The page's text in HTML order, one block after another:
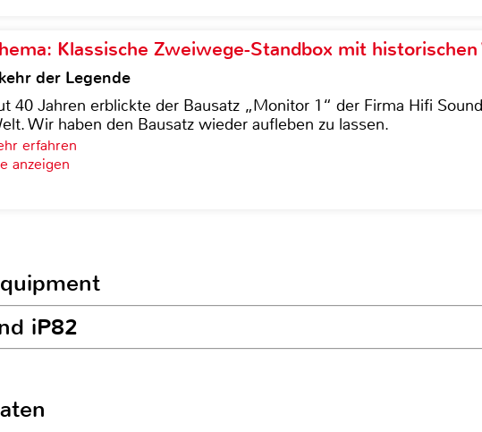
Klassische Zweiwege-Standbox mit historischen
der Legende
40 Jahren erblickte der Bausatz „Monitor 1“ der Firma Hifi
Wir haben den Bausatz wieder aufleben zu lassen.
erfahren
anzeigen
iP82